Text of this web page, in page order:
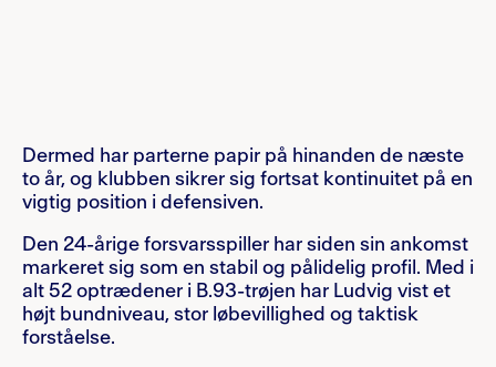
Dermed har parterne papir på hinanden de næste
to år, og klubben sikrer sig fortsat kontinuitet på en
vigtig position i defensiven.
Den 24-årige forsvarsspiller har siden sin ankomst
markeret sig som en stabil og pålidelig profil. Med i
alt 52 optrædener i B.93-trøjen har Ludvig vist et
højt bundniveau, stor løbevillighed og taktisk
forståelse.